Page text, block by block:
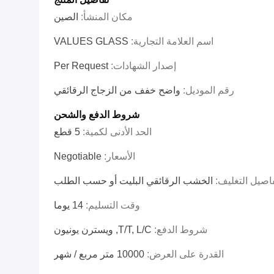
مكان المنشأ: الصين
اسم العلامة التجارية: VALUES GLASS
إصدار الشهادات:Per Request
رقم الموديل: واضح خفف من الزجاج الرقائقي
شروط الدفع والشحن
الحد الأدنى لكمية: 5 قطع
الأسعار: Negotiable
التغليف: الخشب الرقائقي البليت أو حسب الطلب
وقت التسليم: 14 يوما
شروط الدفع: T/T, L/C, ويسترن يونيون
القدرة على العرض: 10000 متر مربع / شهر